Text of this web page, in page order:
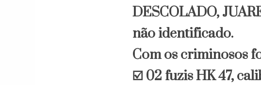
DESCOLADO,
não identificado.
Com os criminosos
☑️ 02 fuzis HK 47,